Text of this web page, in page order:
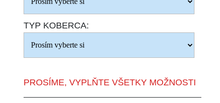
TYP KOBERCA:
PROSÍME, VYPLŇTE VŠETKY MOŽNOSTI